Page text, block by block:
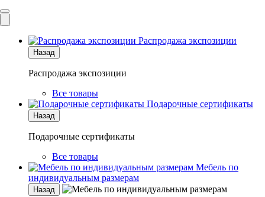
Распродажа экспозиции
Назад
Распродажа экспозиции
Все товары
Подарочные сертификаты
Назад
Подарочные сертификаты
Все товары
Мебель по
индивидуальным размерам
Назад